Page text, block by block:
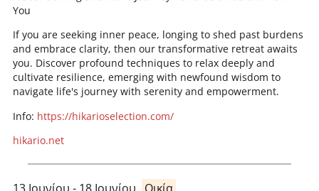
You
If you are seeking inner peace, longing to shed past burdens
and embrace clarity, then our transformative retreat awaits
you. Discover profound techniques to relax deeply and
cultivate resilience, emerging with newfound wisdom to
navigate life's journey with serenity and empowerment.
I nfo: https://hikarioselection.com/
hikario.net